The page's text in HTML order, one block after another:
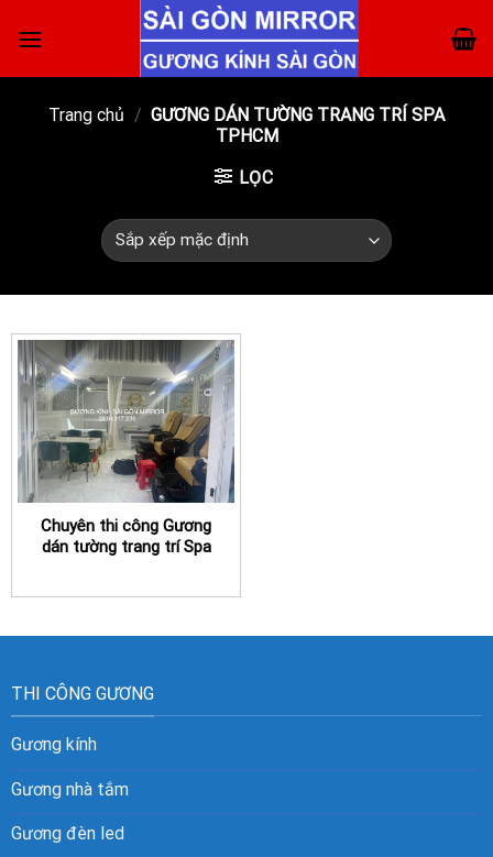
Trang chủ / GƯƠNG DÁN TƯỜNG TRANG TRÍ SPA
TPHCM
LỌC
Chuyên thi công Gương
dán tường trang trí Spa
THI CÔNG GƯƠNG
Gương kính
Gương nhà tắm
Gương đèn led